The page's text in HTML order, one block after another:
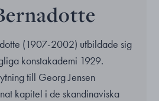
(1907-2002) utbildade sig
konstakademi 1929.
till Georg Jensen
kapitel i de skandinaviska